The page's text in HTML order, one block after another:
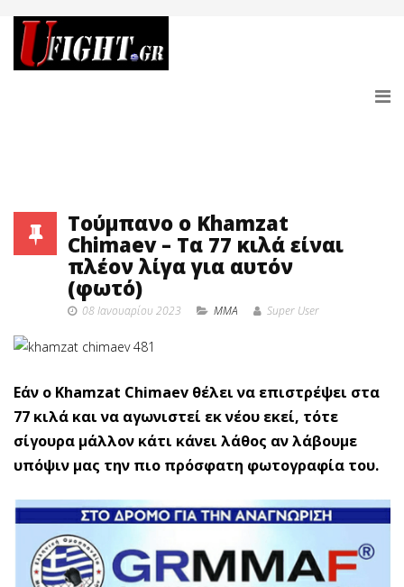
Τούμπανο ο Khamzat
Chimaev – Τα 77 κιλά είναι
πλέον λίγα για αυτόν
(φωτό)
08 Ιανουαρίου 2023 MMA Super User
Εάν ο Khamzat Chimaev θέλει να επιστρέψει στα
77 κιλά και να αγωνιστεί εκ νέου εκεί, τότε
σίγουρα μάλλον κάτι κάνει λάθος αν λάβουμε
υπόψιν μας την πιο πρόσφατη φωτογραφία του.